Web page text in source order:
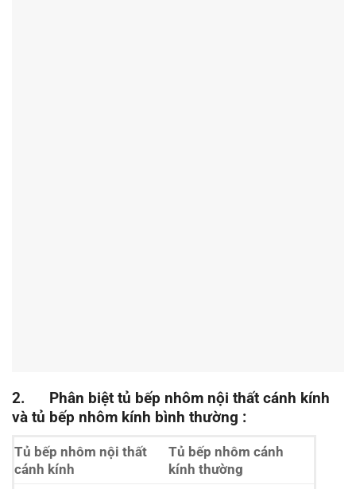
2. Phân biệt tủ bếp nhôm nội thất cánh kính
và tủ bếp nhôm kính bình thường :
Tủ bếp nhôm nội thất
cánh kính
Tủ bếp nhôm cánh
kính thường